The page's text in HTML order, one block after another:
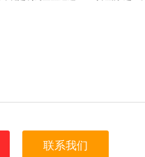
联系我们